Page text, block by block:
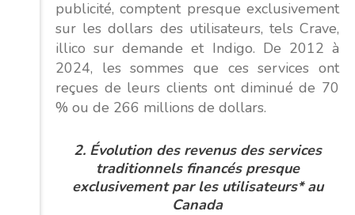
publicité, comptent presque exclusivement
sur les dollars des utilisateurs, tels Crave,
illico sur demande et Indigo. De 2012 à
2024, les sommes que ces services ont
reçues de leurs clients ont diminué de 70
% ou de 266 millions de dollars.
2. Évolutiondes revenus des services
traditionnels financés presque
exclusivement par les utilisateurs* au
Canada